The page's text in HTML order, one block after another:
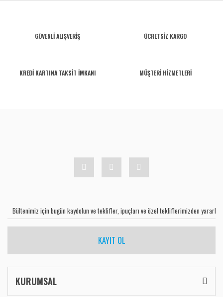
GÜVENLİ ALIŞVERİŞ ÜCRETSİZ KARGO
KREDİ KARTINA TAKSİT İMKANI MÜŞTERİ HİZMETLERİ
KAYIT OL
KURUMSAL